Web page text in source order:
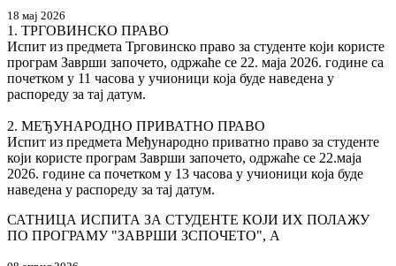
18 мај 2026
1. ТРГОВИНСКО ПРАВО
Испит из предмета Трговинско право за студенте који користе
програм Заврши започето, одржаће се 22. маја 2026. године са
почетком у 11 часова у учионици која буде наведена у
распореду за тај датум.
2. МЕЂУНАРОДНО ПРИВАТНО ПРАВО
Испит из предмета Међународно приватно право за студенте
који користе програм Заврши започето, одржаће се 22.маја
2026. године са почетком у 13 часова у учионици која буде
наведена у распореду за тај датум.
САТНИЦА ИСПИТА ЗА СТУДЕНТЕ КОЈИ ИХ ПОЛАЖУ
ПО ПРОГРАМУ "ЗAВРШИ ЗСПОЧЕТО", А